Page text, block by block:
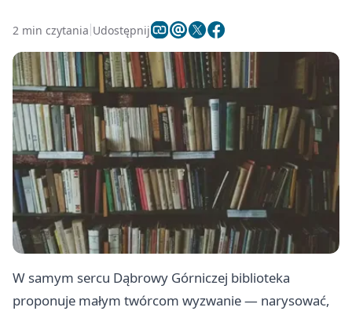
2 min czytania Udostępnij
W samym sercu Dąbrowy Górniczej biblioteka
proponuje małym twórcom wyzwanie — narysować,